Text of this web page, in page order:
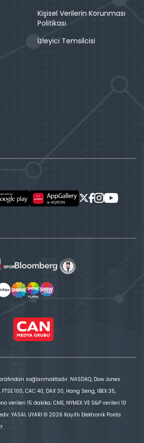
Kişisel Verilerin Korunması
Politikası
İzleyici Temsilcisi
sağlanmaktadır. NASDAQ, Dow Jones
100, CAC 40, DAX 30, Hang Seng, IBEX 35,
verileri 15 dakika; CME, NYMEX VE S&P verileri 10
YASAL UYARI © 2026 Kayıtlı Elektronik Posta